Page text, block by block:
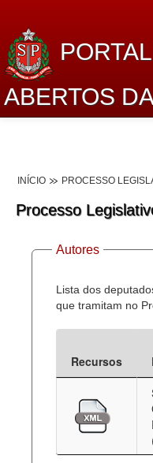
ABERTOS
Lei de Acesso à
Dados
Planejamento
Catálogo de dados
Deputados Estaduais
Administração
INÍCIO PROCESSO
Processo
Autores
Lista dos
que tramitam no
Recursos